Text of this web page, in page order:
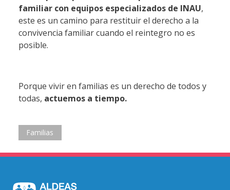
familiar con equipos especializados de INAU,
este es un camino para restituir el derecho a la
convivencia familiar cuando el reintegro no es
posible.
Porque vivir en familias es un derecho de todos y
todas, actuemos a tiempo.
Familias